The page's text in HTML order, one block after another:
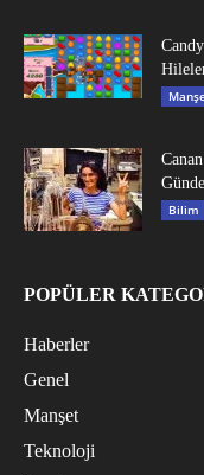
Bilim
POPÜLER
Haberler
Genel
Manşet
Teknoloji